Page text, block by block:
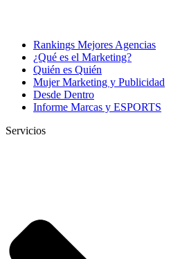
Rankings Mejores Agencias
¿Qué es el Marketing?
Quién es Quién
Mujer Marketing y Publicidad
Desde Dentro
Informe Marcas y ESPORTS
Servicios